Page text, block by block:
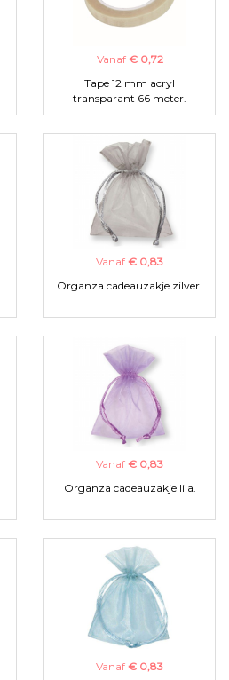
Vanaf € 0,72
Tape 12 mm acryl
transparant 66 meter.
Vanaf € 0,83
Organza cadeauzakje zilver.
Vanaf € 0,83
Organza cadeauzakje lila.
Vanaf € 0,83